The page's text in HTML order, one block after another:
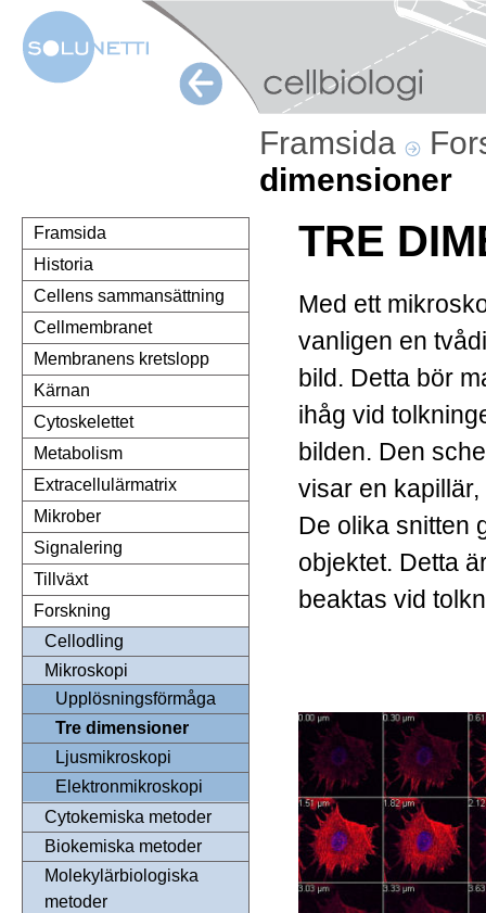
Framsida
dimensioner
Framsida
Historia
Cellens sammansättning
Cellmembranet
Membranens kretslopp
Kärnan
Cytoskelettet
Metabolism
Extracellulärmatrix
Mikrober
Signalering
Tillväxt
Forskning
Cellodling
Mikroskopi
Upplösningsförmåga
Tre dimensioner
Ljusmikroskopi
Elektronmikroskopi
Cytokemiska metoder
Biokemiska metoder
Molekylärbiologiska
metoder
TRE
Med ett
vanligen en
bild. Detta bör
ihåg vid
bilden. Den
visar en
De olika snitten
objektet. Detta
beaktas vid